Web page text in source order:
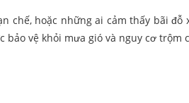
hoặc những ai cảm thấy bãi đỗ
vệ khỏi mưa gió và nguy cơ trộm